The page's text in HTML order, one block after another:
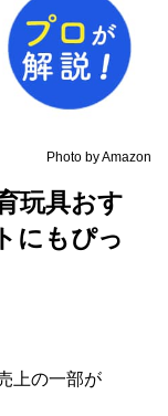
Photo by Amazon
玩具おす
にもぴっ
上の一部が